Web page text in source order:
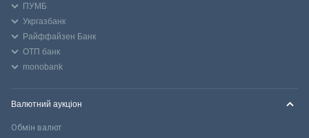
ПУМБ
Укргазбанк
Райффайзен Банк
ОТП банк
monobank
Валютний аукціон
Обмін валют